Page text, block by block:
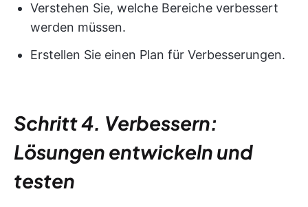
Verstehen Sie, welche Bereiche verbessert
werden müssen.
Erstellen Sie einen Plan für Verbesserungen.
Schritt 4. Verbessern:
Lösungen entwickeln und
testen